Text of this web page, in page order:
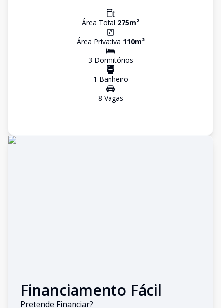
Área Total 275m²
Área Privativa 110m²
3 Dormitórios
1 Banheiro
8 Vagas
Financiamento Fácil
Pretende Financiar?